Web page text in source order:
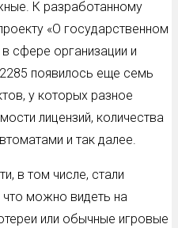
К разработанному
«О государственном
сфере организации и
появилось еще семь
у которых разное
лицензий, количества
и так далее.
в том числе, стали
что можно видеть на
или обычные игровые